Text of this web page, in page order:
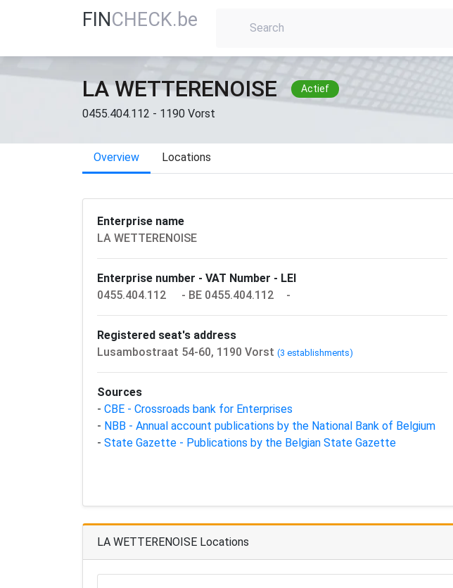
FINCHECK.be
LA WETTERENOISE Actief
0455.404.112 - 1190 Vorst
Overview Locations
Enterprise name
LA WETTERENOISE
Enterprise number - VAT Number - LEI
0455.404.112
- BE 0455.404.112 -
Registered seat's address
Lusambostraat 54-60, 1190 Vorst (3 establishments)
Sources
- CBE - Crossroads bank for Enterprises
- NBB - Annual account publications by the National Bank of Belgium
- State Gazette - Publications by the Belgian State Gazette
LA WETTERENOISE Locations